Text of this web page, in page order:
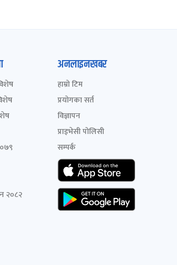
२०८२
अनलाइनखबर
हाम्रो टिम
प्रयोगका सर्त
विज्ञापन
प्राइभेसी पोलिसी
सम्पर्क